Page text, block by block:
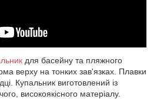
для басейну та пляжного
верху на тонких зав'язках. Плавки
Купальник виготовлений із
високоякісного матеріалу.